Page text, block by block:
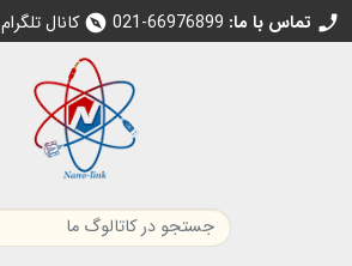
call تماس با ما: 021-66976899
explore کانال تلگرام